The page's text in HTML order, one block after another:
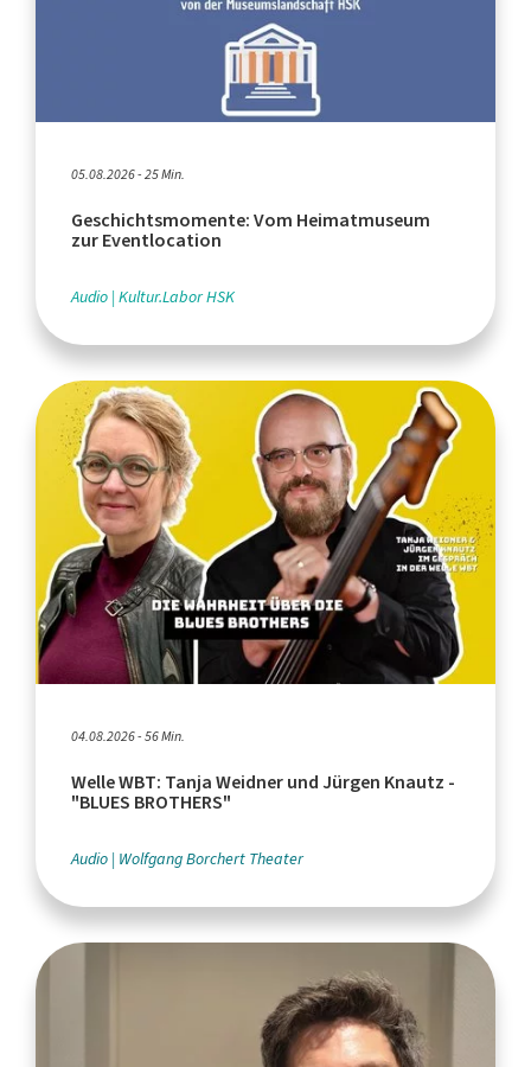
05.08.2026 - 25 Min.
Geschichtsmomente: Vom Heimatmuseum
zur Eventlocation
Audio Kultur.Labor HSK
04.08.2026 - 56 Min.
Welle WBT: Tanja Weidner und Jürgen Knautz -
"BLUES BROTHERS"
Audio Wolfgang Borchert Theater